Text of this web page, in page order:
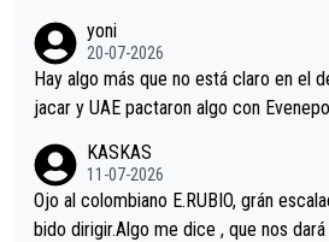
permaneció pegado a su rueda.
a que era capaz de controlar el
yoni
20-07-2026
Hay algo más que no está claro en el
jacar y UAE pactaron algo con
i sin pedalear, luego está el saludo con
mano de una manera muy fraternal,
es en el hombro con que saludaba a
KASKAS
11-07-2026
Ojo al colombiano E.RUBIO, grán
bido dirigir.Algo me dice , que